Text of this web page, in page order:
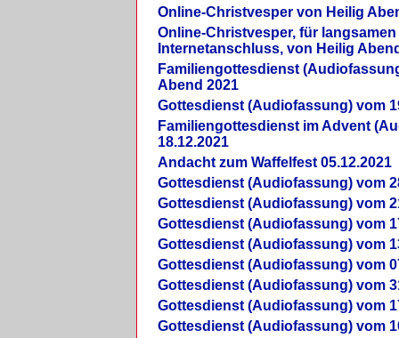
Online-Christvesper von Heilig
Online-Christvesper, für langsamen
Internetanschluss, von Heilig
Familiengottesdienst
Abend 2021
Gottesdienst (Audiofassung) vom
Familiengottesdienst im Advent
18.12.2021
Andacht zum Waffelfest 05.12.2021
Gottesdienst (Audiofassung) vom
Gottesdienst (Audiofassung) vom
Gottesdienst (Audiofassung) vom
Gottesdienst (Audiofassung) vom
Gottesdienst (Audiofassung) vom
Gottesdienst (Audiofassung) vom
Gottesdienst (Audiofassung) vom
Gottesdienst (Audiofassung) vom